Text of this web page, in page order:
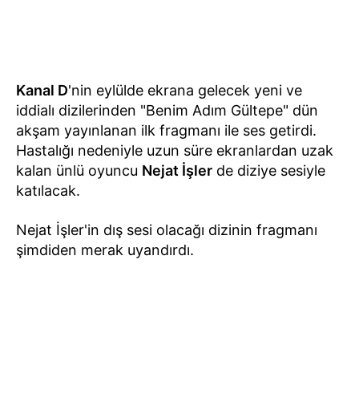
Kanal D'nin eylülde ekrana gelecek yeni ve
iddialı dizilerinden "Benim Adım Gültepe" dün
akşam yayınlanan ilk fragmanı ile ses getirdi.
Hastalığı nedeniyle uzun süre ekranlardan uzak
kalan ünlü oyuncu Nejat İşler de diziye sesiyle
katılacak.
Nejat İşler'in dış sesi olacağı dizinin fragmanı
şimdiden merak uyandırdı.